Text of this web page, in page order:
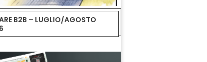
B2B – LUGLIO/AGOSTO